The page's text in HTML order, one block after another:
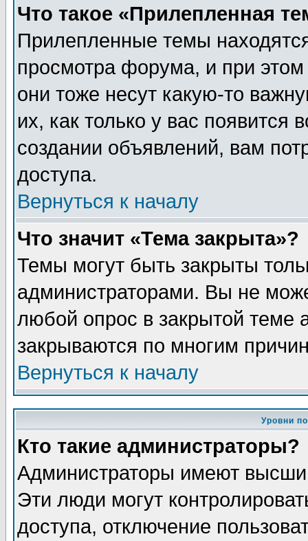
Что такое «Прилепленная
Прилепленные темы
просмотра форума, и при
они тоже несут какую-то
их, как только у вас появится
создании объявлений, вам
доступа.
Вернуться к началу
Что значит «Тема закрыта»?
Темы могут быть закрыты
администраторами. Вы не
любой опрос в закрытой теме
закрываются по многим
Вернуться к началу
Уровни
Кто такие администраторы?
Администраторы имеют
Эти люди могут
доступа, отключение